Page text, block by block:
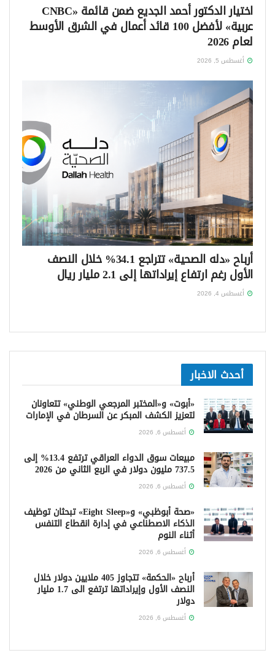
اختيار الدكتور أحمد الجديع ضمن قائمة «CNBC
عربية» لأفضل 100 قائد أعمال في الشرق الأوسط
لعام 2026
أغسطس 5, 2026
أرباح «دله الصحية» تتراجع 34.1% خلال النصف
الأول رغم ارتفاع إيراداتها إلى 2.1 مليار ريال
أغسطس 4, 2026
أحدث الاخبار
«أبوت» و«المختبر المرجعي الوطني» تتعاونان
لتعزيز الكشف المبكر عن السرطان في الإمارات
أغسطس 6, 2026
مبيعات سوق الدواء العراقي ترتفع 13.4% إلى
737.5 مليون دولار في الربع الثاني من 2026
أغسطس 6, 2026
«صحة أبوظبي» و«Eight Sleep» تبحثان توظيف
الذكاء الاصطناعي في إدارة انقطاع التنفس
أثناء النوم
أغسطس 6, 2026
أرباح «الحكمة» تتجاوز 405 ملايين دولار خلال
النصف الأول وإيراداتها ترتفع الى 1.7 مليار
دولار
أغسطس 6, 2026